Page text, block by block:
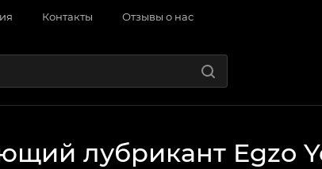
Контакты Отзывы о нас
лубрикант Egzo